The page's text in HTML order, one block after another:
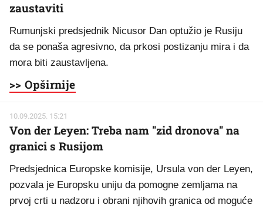
zaustaviti
Rumunjski predsjednik Nicusor Dan optužio je Rusiju
da se ponaša agresivno, da prkosi postizanju mira i da
mora biti zaustavljena.
>> Opširnije
10.09.2025. 15:21
Von der Leyen: Treba nam "zid dronova" na
granici s Rusijom
Predsjednica Europske komisije, Ursula von der Leyen,
pozvala je Europsku uniju da pomogne zemljama na
prvoj crti u nadzoru i obrani njihovih granica od moguće